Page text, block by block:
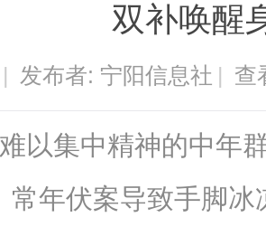
双补唤醒
| 发布者: 宁阳信息社 | 查
以集中精神的中年
常年伏案导致手脚